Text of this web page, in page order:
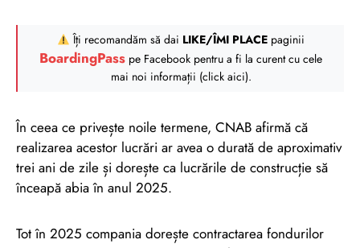
Îți recomandăm să dai LIKE/ÎMI PLACEpaginii
BoardingPass pe Facebook pentru a fi la curent cu cele
mai noi informații (click aici).
În ceea ce privește noile termene, CNAB afirmă că
realizarea acestor lucrări ar avea o durată de aproximativ
trei ani de zile și dorește ca lucrările de construcție să
înceapă abia în anul 2025.
Tot în 2025 compania dorește contractarea fondurilor